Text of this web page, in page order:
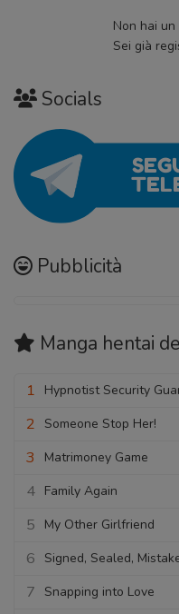
Non hai
Sei già
Socials
Pubblicità
Manga hentai
1 Hypnotist Security
2 Someone Stop Her!
3 Matrimoney Game
4 Family Again
5 My Other Girlfriend
6 Signed, Sealed,
7 Snapping into Love